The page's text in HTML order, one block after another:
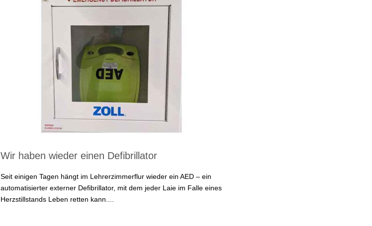
Wir haben wieder einen Defibrillator
Seit einigen Tagen hängt im Lehrerzimmerflur wieder ein AED – ein
automatisierter externer Defibrillator, mit dem jeder Laie im Falle eines
Herzstillstands Leben retten kann....